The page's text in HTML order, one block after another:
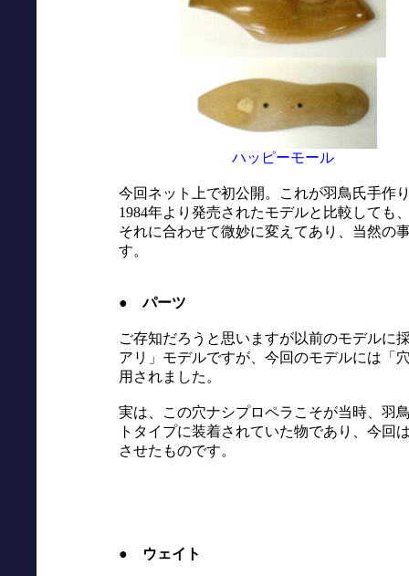
ハッピーモール
今回ネット上で初公開。これが羽鳥氏手作
1984年より発売されたモデルと比較しても
それに合わせて微妙に変えてあり、当然の
す。
● パーツ
ご存知だろうと思いますが以前のモデルに
アリ」モデルですが、今回のモデルには「
用されました。
実は、この穴ナシプロペラこそが当時、羽
トタイプに装着されていた物であり、今回
させたものです。
● ウェイト